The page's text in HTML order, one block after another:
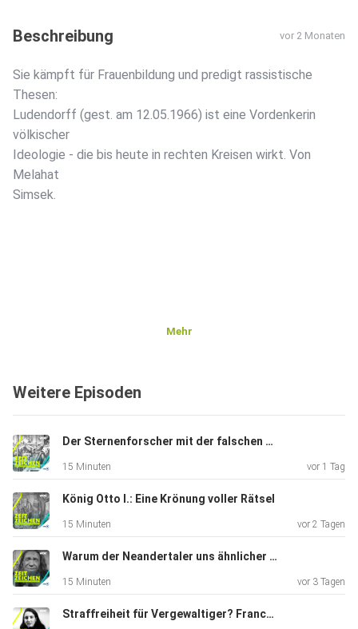
Beschreibung vor 2 Monaten
Sie kämpft für Frauenbildung und predigt rassistische
Thesen:
Ludendorff (gest. am 12.05.1966) ist eine Vordenkerin
völkischer
Ideologie - die bis heute in rechten Kreisen wirkt. Von
Melahat
Simsek.
Mehr
Weitere Episoden
Der Sternenforscher mit der falschen Nase: Tycho Brahe
15 Minuten vor 1 Tag
König Otto I.: Eine Krönung voller Rätsel
15 Minuten vor 2 Tagen
Warum der Neandertaler uns ähnlicher ist, als wir denken
15 Minuten vor 3 Tagen
Straffreiheit für Vergewaltiger? Franca Violas mutiges Nein